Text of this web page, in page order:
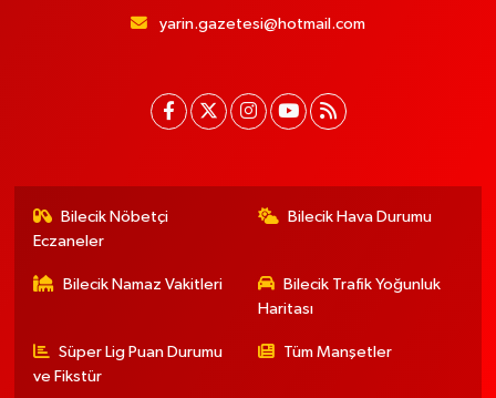
yarin.gazetesi@hotmail.com
Bilecik Nöbetçi
Eczaneler
Bilecik Hava Durumu
Bilecik Namaz Vakitleri
Bilecik Trafik Yoğunluk
Haritası
Süper Lig Puan Durumu
ve Fikstür
Tüm Manşetler